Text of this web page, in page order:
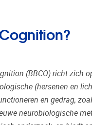
(BBCO) richt zich
(hersenen en
en gedrag,
neurobiologische